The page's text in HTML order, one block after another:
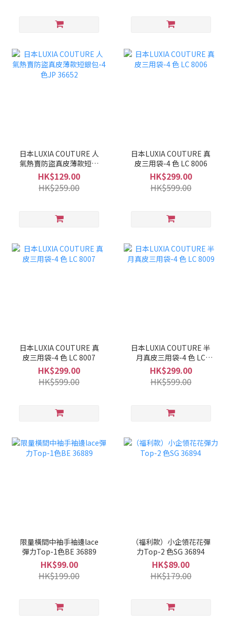
日本LUXIA COUTURE 人
氣熱賣防盜真皮薄款短銀
包-4色JP 36652
HK$129.00
HK$259.00
日本LUXIA COUTURE 真
皮三用袋-4 色 LC 8006
HK$299.00
HK$599.00
日本LUXIA COUTURE 真
皮三用袋-4 色 LC 8007
HK$299.00
HK$599.00
日本LUXIA COUTURE 半
月真皮三用袋-4 色 LC
8009
HK$299.00
HK$599.00
限量橫間中袖手袖邊lace
彈力Top-1色BE 36889
HK$99.00
HK$199.00
（福利款）小企領花花彈
力Top-2 色SG 36894
HK$89.00
HK$179.00